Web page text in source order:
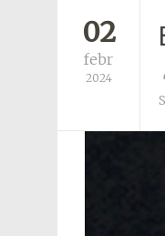
02
febr
2024